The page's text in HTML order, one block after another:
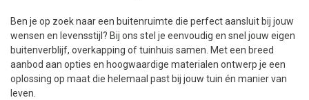
Ben je op zoek naar een buitenruimte die perfect aansluit bij jouw
wensen en levensstijl? Bij ons stel je eenvoudig en snel jouw eigen
buitenverblijf, overkapping of tuinhuis samen. Met een breed
aanbod aan opties en hoogwaardige materialen ontwerp je een
oplossing op maat die helemaal past bij jouw tuin én manier van
leven.